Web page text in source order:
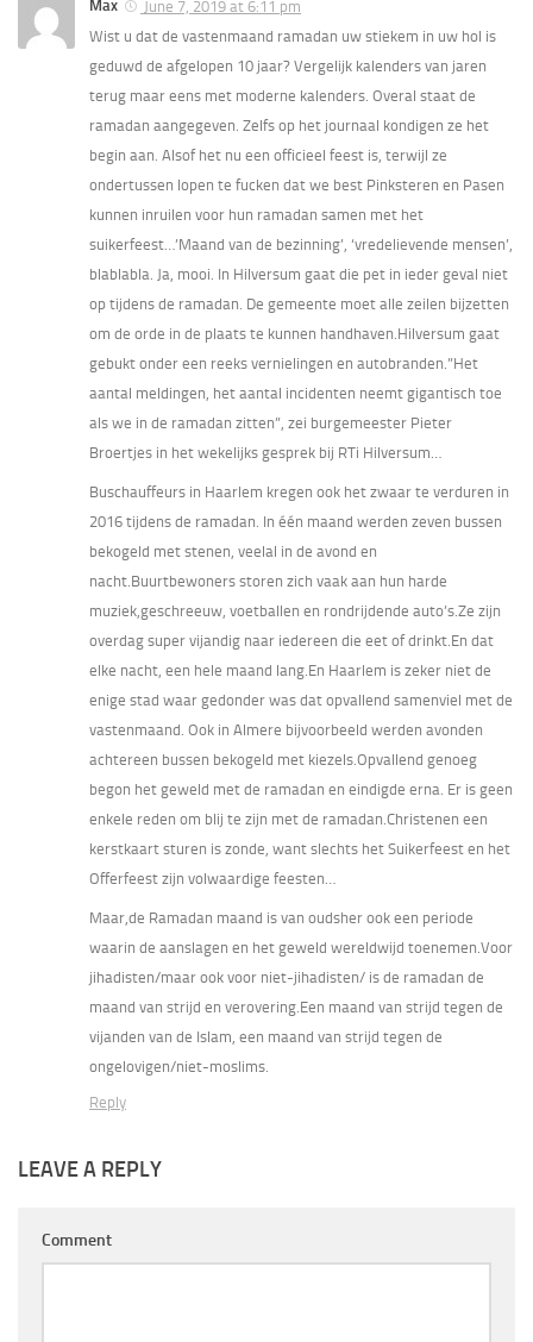
Max
June 7, 2019 at 6:11 pm
Wist u dat de vastenmaand ramadan uw stiekem in uw hol is
geduwd de afgelopen 10 jaar? Vergelijk kalenders van jaren
terug maar eens met moderne kalenders. Overal staat de
ramadan aangegeven. Zelfs op het journaal kondigen ze het
begin aan. Alsof het nu een officieel feest is, terwijl ze
ondertussen lopen te fucken dat we best Pinksteren en Pasen
kunnen inruilen voor hun ramadan samen met het
suikerfeest…’Maand van de bezinning’, ‘vredelievende mensen’,
blablabla. Ja, mooi. In Hilversum gaat die pet in ieder geval niet
op tijdens de ramadan. De gemeente moet alle zeilen bijzetten
om de orde in de plaats te kunnen handhaven.Hilversum gaat
gebukt onder een reeks vernielingen en autobranden.”Het
aantal meldingen, het aantal incidenten neemt gigantisch toe
als we in de ramadan zitten”, zei burgemeester Pieter
Broertjes in het wekelijks gesprek bij RTi Hilversum…
Buschauffeurs in Haarlem kregen ook het zwaar te verduren in
2016 tijdens de ramadan. In één maand werden zeven bussen
bekogeld met stenen, veelal in de avond en
nacht.Buurtbewoners storen zich vaak aan hun harde
muziek,geschreeuw, voetballen en rondrijdende auto’s.Ze zijn
overdag super vijandig naar iedereen die eet of drinkt.En dat
elke nacht, een hele maand lang.En Haarlem is zeker niet de
enige stad waar gedonder was dat opvallend samenviel met de
vastenmaand. Ook in Almere bijvoorbeeld werden avonden
achtereen bussen bekogeld met kiezels.Opvallend genoeg
begon het geweld met de ramadan en eindigde erna. Er is geen
enkele reden om blij te zijn met de ramadan.Christenen een
kerstkaart sturen is zonde, want slechts het Suikerfeest en het
Offerfeest zijn volwaardige feesten…
Maar,de Ramadan maand is van oudsher ook een periode
waarin de aanslagen en het geweld wereldwijd toenemen.Voor
jihadisten/maar ook voor niet-jihadisten/ is de ramadan de
maand van strijd en verovering.Een maand van strijd tegen de
vijanden van de Islam, een maand van strijd tegen de
ongelovigen/niet-moslims.
Reply
LEAVE A REPLY
Comment